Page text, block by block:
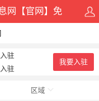
网【官网】免
我要入驻
驻
驻
区域